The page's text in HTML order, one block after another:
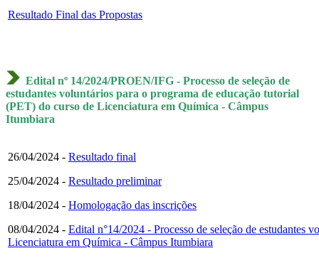
Resultado Final das Propostas
Edital nº 14/2024/PROEN/IFG - Processo de seleção de
estudantes voluntários para o programa de educação tutorial
(PET) do curso de Licenciatura em Química - Câmpus
Itumbiara
26/04/2024 - Resultado final
25/04/2024 - Resultado preliminar
18/04/2024 - Homologação das inscrições
08/04/2024 - Edital n°14/2024 - Processo de seleção de estudantes
Licenciatura em Química - Câmpus Itumbiara